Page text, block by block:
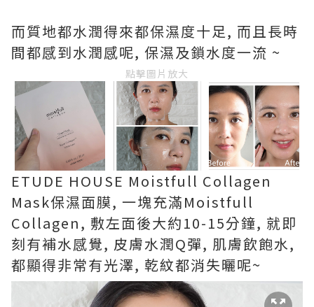
而質地都水潤得來都保濕度十足, 而且長時
間都感到水潤感呢, 保濕及鎖水度一流 ~
點擊圖片放大
ETUDE HOUSE Moistfull Collagen
Mask保濕面膜, 一塊充滿Moistfull
Collagen, 敷左面後大約10-15分鐘, 就即
刻有補水感覺, 皮膚水潤Q彈, 肌膚飲飽水,
都顯得非常有光澤, 乾紋都消失曬呢~